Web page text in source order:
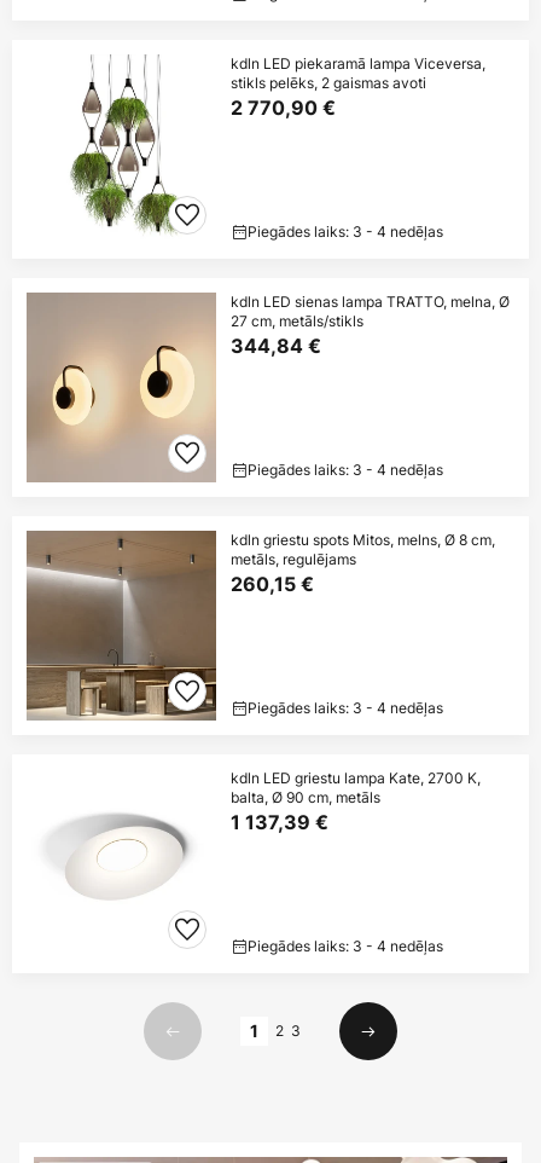
kdln LED piekaramā lampa Viceversa,
stikls pelēks, 2 gaismas avoti
2 770,90 €
Piegādes laiks: 3 - 4 nedēļas
kdln LED sienas lampa TRATTO, melna, Ø
27 cm, metāls/stikls
344,84 €
Piegādes laiks: 3 - 4 nedēļas
kdln griestu spots Mitos, melns, Ø 8 cm,
metāls, regulējams
260,15 €
Piegādes laiks: 3 - 4 nedēļas
kdln LED griestu lampa Kate, 2700 K,
balta, Ø 90 cm, metāls
1 137,39 €
Piegādes laiks: 3 - 4 nedēļas
Iepriekšējais
1 2 3
Nākamais